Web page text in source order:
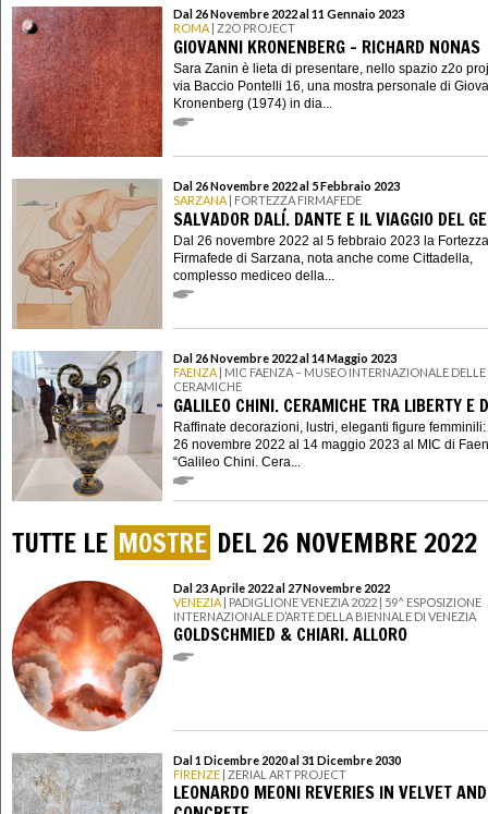
Dal 26 Novembre 2022 al 11 Gennaio 2023
ROMA | Z2O PROJECT
GIOVANNI KRONENBERG – RICHARD NONAS
Sara Zanin è lieta di presentare, nello spazio z2o
via Baccio Pontelli 16, una mostra personale di
Kronenberg (1974) in dia...
Dal 26 Novembre 2022 al 5 Febbraio 2023
SARZANA | FORTEZZA FIRMAFEDE
SALVADOR DALÍ. DANTE E IL VIAGGIO DEL
Dal 26 novembre 2022 al 5 febbraio 2023 la Fortezza
Firmafede di Sarzana, nota anche come Cittadella,
complesso mediceo della...
Dal 26 Novembre 2022 al 14 Maggio 2023
FAENZA | MIC FAENZA – MUSEO INTERNAZIONALE DELLE
CERAMICHE
GALILEO CHINI. CERAMICHE TRA LIBERTY E
Raffinate decorazioni, lustri, eleganti figure
26 novembre 2022 al 14 maggio 2023 al MIC di
“Galileo Chini. Cera...
TUTTE LE MOSTRE DEL 26 NOVEMBRE 2022
Dal 23 Aprile 2022 al 27 Novembre 2022
VENEZIA | PADIGLIONE VENEZIA 2022 | 59^ ESPOSIZIONE
INTERNAZIONALE D’ARTE DELLA BIENNALE DI VENEZIA
GOLDSCHMIED & CHIARI. ALLORO
Dal 1 Dicembre 2020 al 31 Dicembre 2030
FIRENZE | ZERIAL ART PROJECT
LEONARDO MEONI REVERIES IN VELVET AND